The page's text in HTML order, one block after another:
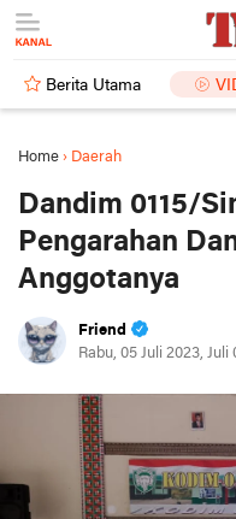
Berita Utama
Home › Daerah
Dandim 0115/
Pengarahan
Anggotanya
Friend
Rabu, 05 Juli 2023, Juli